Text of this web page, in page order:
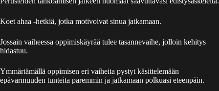
Koet ahaa -hetkiä, jotka motivoivat sinua jatkamaan.
Jossain vaiheessa oppimiskäyrää tulee tasannevaihe, jolloin kehitys
hidastuu.
Ymmärtämällä oppimisen eri vaiheita pystyt käsittelemään
epävarmuuden tunteita paremmin ja jatkamaan polkuasi eteenpäin.